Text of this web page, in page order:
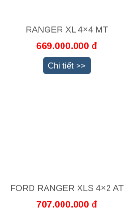
RANGER XL 4×4 MT
669.000.000 đ
Chi tiết >>
FORD RANGER XLS 4×2 AT
707.000.000 đ